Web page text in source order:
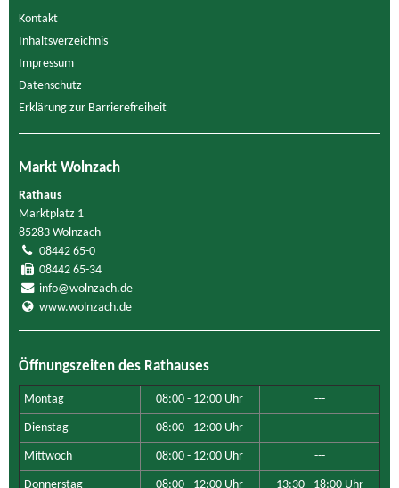
Kontakt
Inhaltsverzeichnis
Impressum
Datenschutz
Erklärung zur Barrierefreiheit
Markt Wolnzach
Rathaus
Marktplatz 1
85283 Wolnzach
08442 65-0
08442 65-34
info@wolnzach.de
www.wolnzach.de
Öffnungszeiten des Rathauses
Montag 08:00 - 12:00 Uhr ---
Dienstag 08:00 - 12:00 Uhr ---
Mittwoch 08:00 - 12:00 Uhr ---
Donnerstag 08:00 - 12:00 Uhr 13:30 - 18:00 Uhr